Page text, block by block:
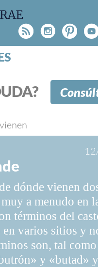
Rss
patrocinada por la
cuyo objetivo es
los medios de
vienen
dónde vienen
a menudo en
términos del
en varios sitios y
son, tal
y «butad»